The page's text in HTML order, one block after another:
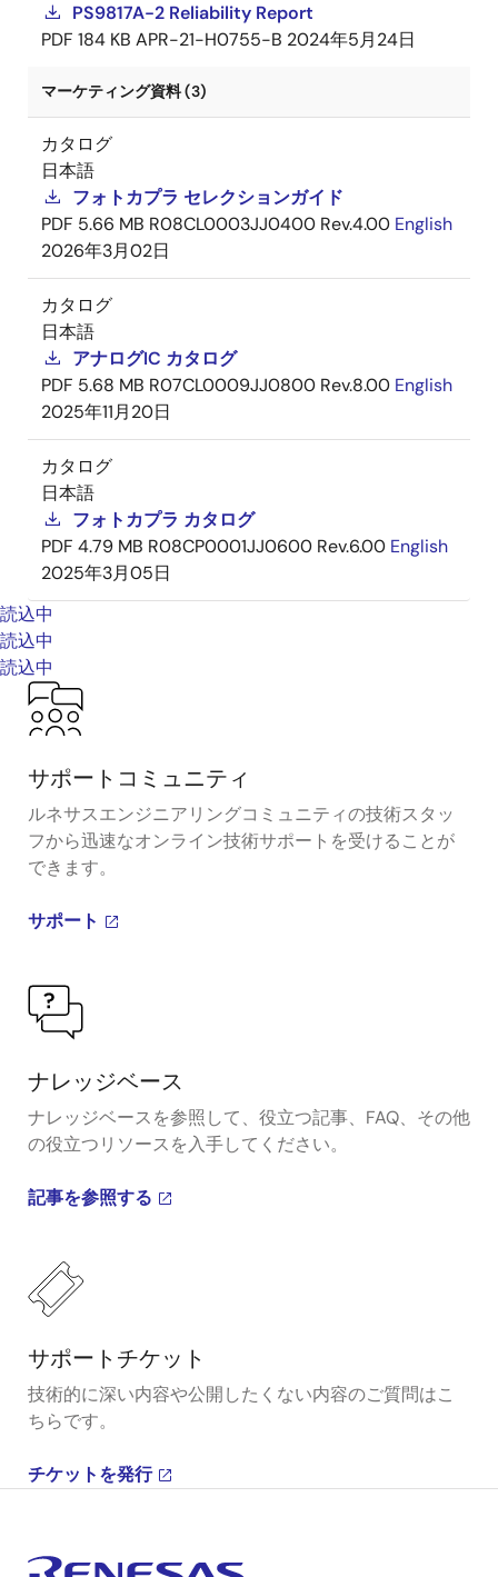
PS9817A-2 Reliability Report
PDF 184 KB APR-21-H0755-B 2024年5月24日
マーケティング資料 (3)
カタログ
日本語
フォトカプラ セレクションガイド
PDF 5.66 MB R08CL0003JJ0400 Rev.4.00 English
2026年3月02日
カタログ
日本語
アナログIC カタログ
PDF 5.68 MB R07CL0009JJ0800 Rev.8.00 English
2025年11月20日
カタログ
日本語
フォトカプラ カタログ
PDF 4.79 MB R08CP0001JJ0600 Rev.6.00 English
2025年3月05日
読込中
読込中
読込中
サポートコミュニティ
ルネサスエンジニアリングコミュニティの技術スタッ
フから迅速なオンライン技術サポートを受けることが
できます。
サポート
ナレッジベース
ナレッジベースを参照して、役立つ記事、FAQ、その他
の役立つリソースを入手してください。
記事を参照する
サポートチケット
技術的に深い内容や公開したくない内容のご質問はこ
ちらです。
チケットを発行